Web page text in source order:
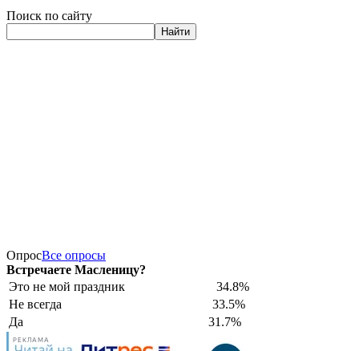
Поиск по сайту
Найти
ОпросВсе опросы
Встречаете Масленицу?
Это не мой праздник
34.8%
Не всегда
33.5%
Да
31.7%
РЕКЛАМА